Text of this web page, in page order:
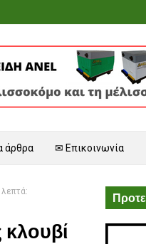
άρθρα ✉ Επικοινωνία